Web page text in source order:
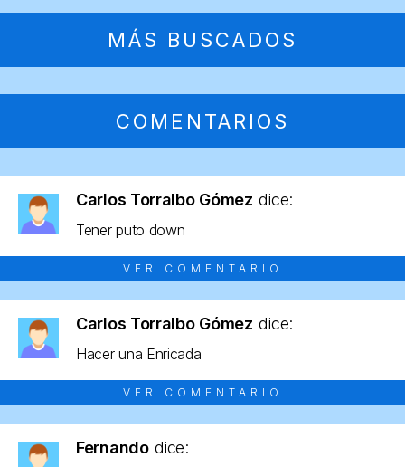
MÁS BUSCADOS
COMENTARIOS
Carlos Torralbo Gómez dice:
Tener puto down
VER COMENTARIO
Carlos Torralbo Gómez dice:
Hacer una Enricada
VER COMENTARIO
Fernando dice: